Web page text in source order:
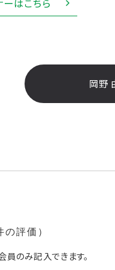
はこちら
岡野
の評価）
員のみ記入できます。